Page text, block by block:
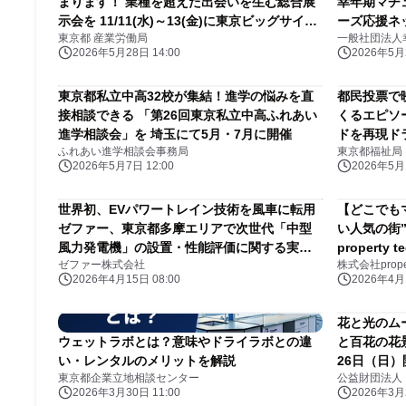
示会を 11/11(水)～13(金)に東京ビッグサイト
で開催
東京都 産業労働局
2026年5月28日 14:00
ーズ応援ネ
一般社団法人
2026年5
東京都私立中高32校が集結！進学の悩みを直
接相談できる 「第26回東京私立中高ふれあい
進学相談会」を 埼玉にて5月・7月に開催
ふれあい進学相談会事務局
2026年5月7日 12:00
都民投票で
くるエピ
ドを再現
添ってくれ
ふれあいに
東京都福祉局
2026年5
世界初、EVパワートレイン技術を風車に転用
ゼファー、東京都多摩エリアで次世代「中型
風力発電機」の設置・性能評価に関する実証
を実施
ゼファー株式会社
2026年4月15日 08:00
【どこで
い人気の街
property
株式会社
2026年4
ウェットラボとは？意味やドライラボとの違
い・レンタルのメリットを解説
東京都企業立地相談センター
2026年3月30日 11:00
花と光のム
と百花の花
26日（日）
公益財団法
2026年3